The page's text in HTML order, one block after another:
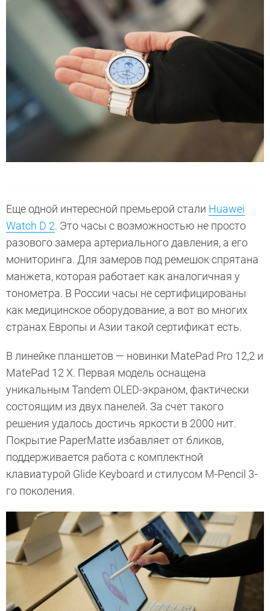
Еще одной интересной премьерой стали Huawei
Watch D 2. Это часы с возможностью не просто
разового замера артериального давления, а его
мониторинга. Для замеров под ремешок спрятана
манжета, которая работает как аналогичная у
тонометра. В России часы не сертифицированы
как медицинское оборудование, а вот во многих
странах Европы и Азии такой сертификат есть.
В линейке планшетов — новинки MatePad Pro 12,2 и
MatePad 12 X. Первая модель оснащена
уникальным Tandem OLED-экраном, фактически
состоящим из двух панелей. За счет такого
решения удалось достичь яркости в 2000 нит.
Покрытие PaperMatte избавляет от бликов,
поддерживается работа с комплектной
клавиатурой Glide Keyboard и стилусом M-Pencil 3-
го поколения.